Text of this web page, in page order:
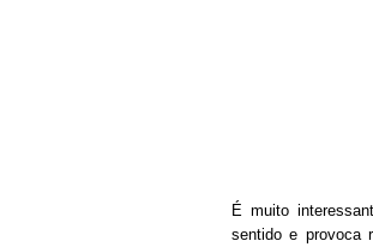
É muito
sentido e provoca